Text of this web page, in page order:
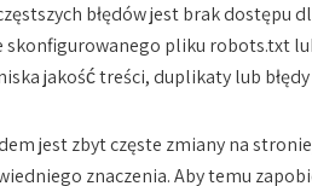
błędów jest brak
skonfigurowanego pliku robots.txt
jakość treści, duplikaty lub
jest zbyt częste zmiany na
znaczenia. Aby temu